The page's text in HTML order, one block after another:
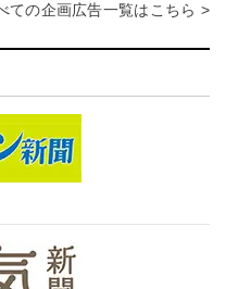
ての企画広告一覧はこちら >